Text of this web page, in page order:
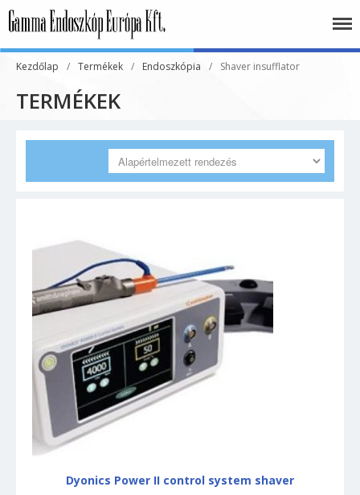
Akciós termékeink
Aneszteziológia
Altatógép
Perfusor
Fényforrás
Európa Kft.
Kezdőlap / Termékek / Endoszkópia / Shaver insufflator
TERMÉKEK
Dyonics Power II control system shaver